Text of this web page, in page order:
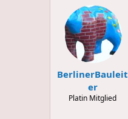
BerlinerBauleit
er
Platin Mitglied